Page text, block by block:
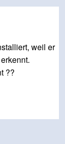
weil er
??